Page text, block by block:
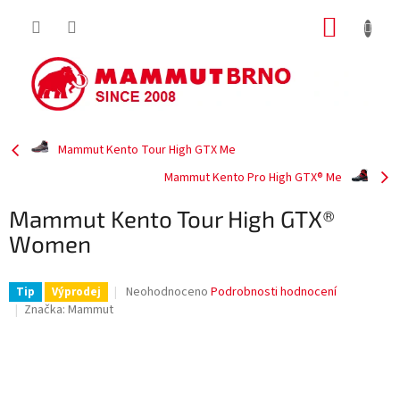
Mammut Kento Tour High GTX Me
Mammut Kento Pro High GTX® Me
Mammut Kento Tour High GTX®
Women
Tip Výprodej
Průměrné
Neohodnoceno Podrobnosti hodnocení
Značka: Mammut